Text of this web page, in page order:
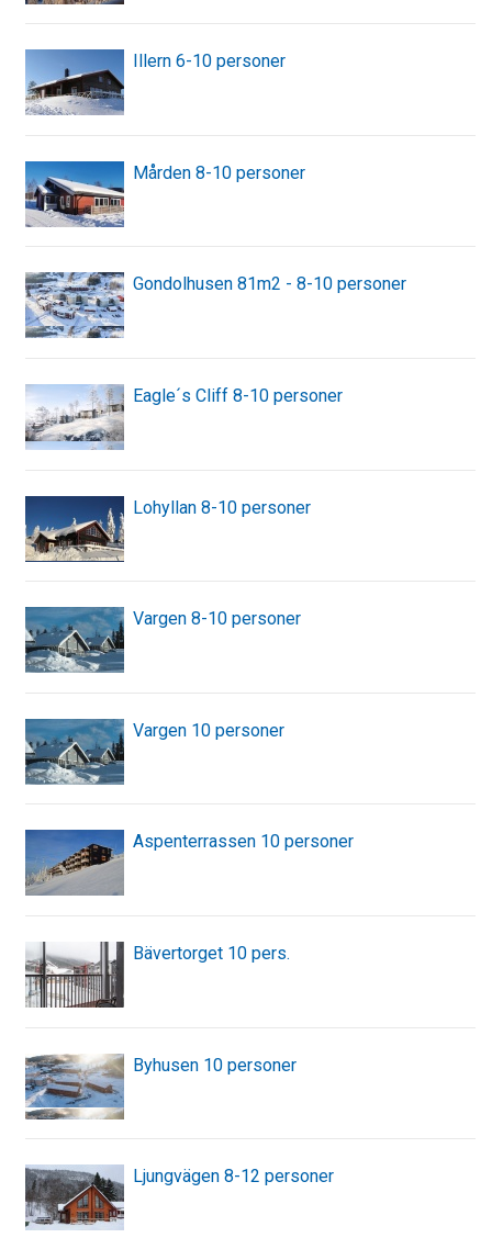
Illern 6-10 personer
Mården 8-10 personer
Gondolhusen 81m2 - 8-10 personer
Eagle´s Cliff 8-10 personer
Lohyllan 8-10 personer
Vargen 8-10 personer
Vargen 10 personer
Aspenterrassen 10 personer
Bävertorget 10 pers.
Byhusen 10 personer
Ljungvägen 8-12 personer